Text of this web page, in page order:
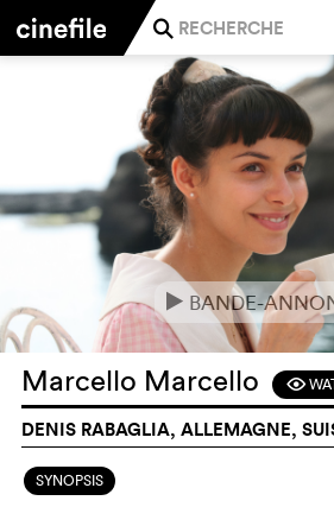
j
e BANDE-
Marcello Marcello F
DENIS RABAGLIA, ALLEMAGNE,
SYNOPSIS